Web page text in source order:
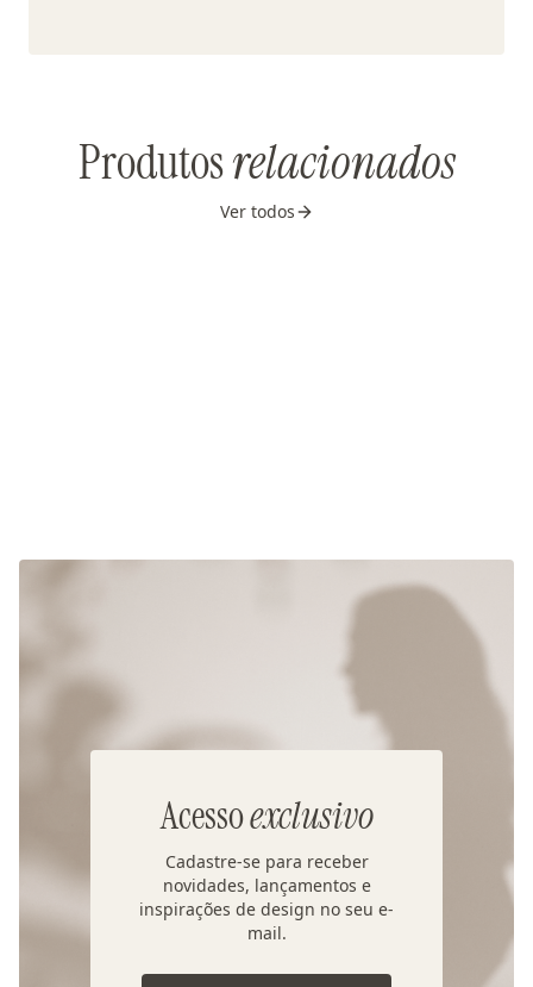
Produtosrelacionados
Ver todos
Acessoexclusivo
Cadastre-se para receber
novidades, lançamentos e
inspirações de design no seu e-
mail.